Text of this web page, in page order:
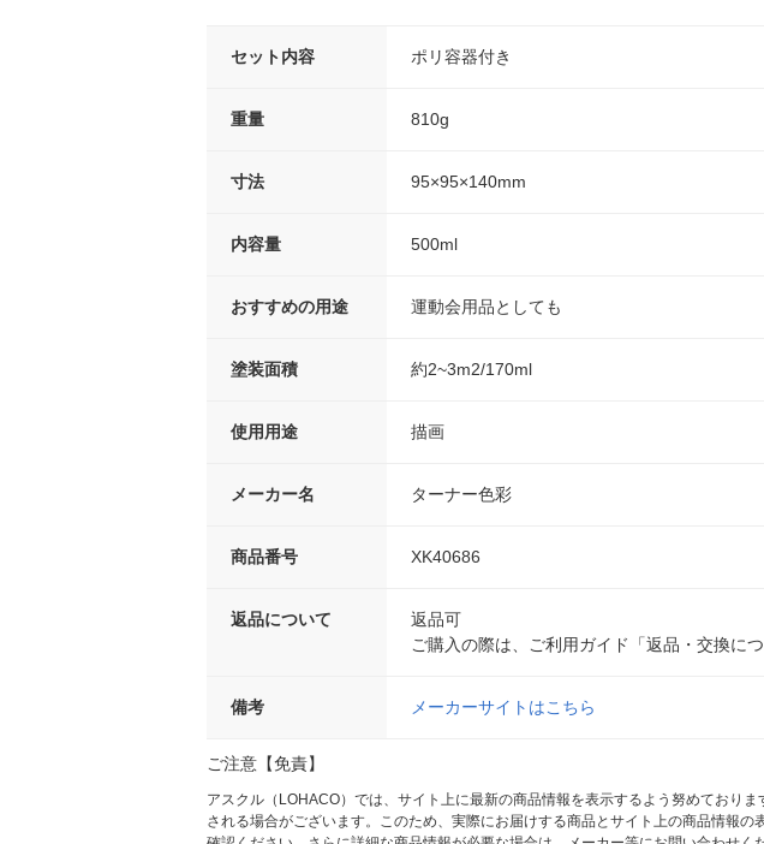
セット内容 ポリ容器付き
重量 810g
寸法 95×95×140mm
内容量 500ml
おすすめの用途 運動会用品としても
塗装面積 約2~3m2/170ml
使用用途 描画
メーカー名 ターナー色彩
商品番号 XK40686
返品について
返品可
ご購入の際は、ご利用ガイド「返品・交換に
備考 メーカーサイトはこちら
ご注意【免責】
アスクル（LOHACO）では、サイト上に最新の商品情報を表示するよう努めており
される場合がございます。このため、実際にお届けする商品とサイト上の商品情報